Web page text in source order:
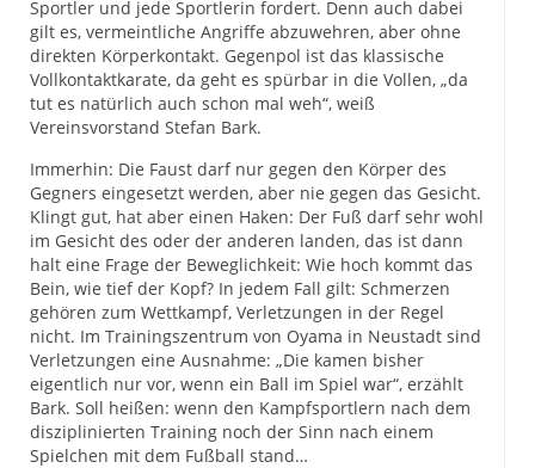
Sportler und jede Sportlerin fordert. Denn auch dabei
gilt es, vermeintliche Angriffe abzuwehren, aber ohne
direkten Körperkontakt. Gegenpol ist das klassische
Vollkontaktkarate, da geht es spürbar in die Vollen, „da
tut es natürlich auch schon mal weh“, weiß
Vereinsvorstand Stefan Bark.
Immerhin: Die Faust darf nur gegen den Körper des
Gegners eingesetzt werden, aber nie gegen das Gesicht.
Klingt gut, hat aber einen Haken: Der Fuß darf sehr wohl
im Gesicht des oder der anderen landen, das ist dann
halt eine Frage der Beweglichkeit: Wie hoch kommt das
Bein, wie tief der Kopf? In jedem Fall gilt: Schmerzen
gehören zum Wettkampf, Verletzungen in der Regel
nicht. Im Trainingszentrum von Oyama in Neustadt sind
Verletzungen eine Ausnahme: „Die kamen bisher
eigentlich nur vor, wenn ein Ball im Spiel war“, erzählt
Bark. Soll heißen: wenn den Kampfsportlern nach dem
disziplinierten Training noch der Sinn nach einem
Spielchen mit dem Fußball stand…